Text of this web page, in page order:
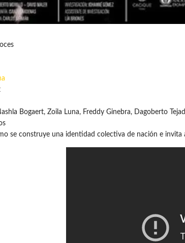
Bogaert, Zoila Luna, Freddy Ginebra, Dagoberto
se construye una identidad colectiva de nación e